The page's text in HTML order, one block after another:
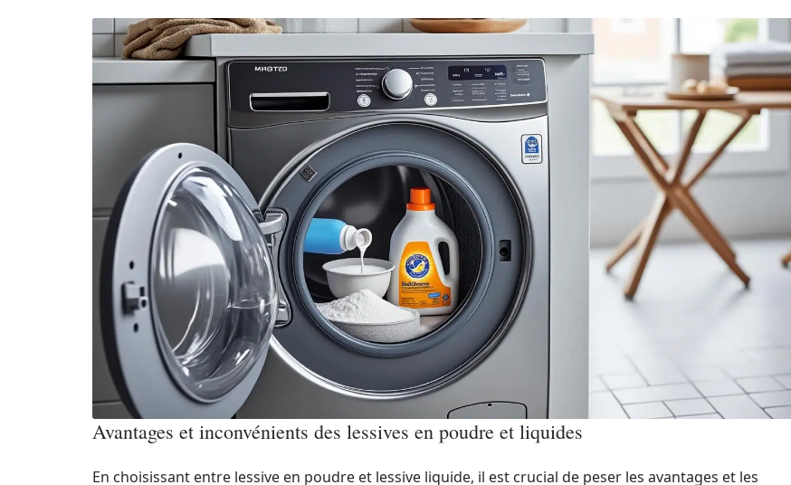
Avantages et inconvénients des lessives en poudre et liquides
En choisissant entre lessive en poudre et lessive liquide, il est crucial de peser les avantages et les